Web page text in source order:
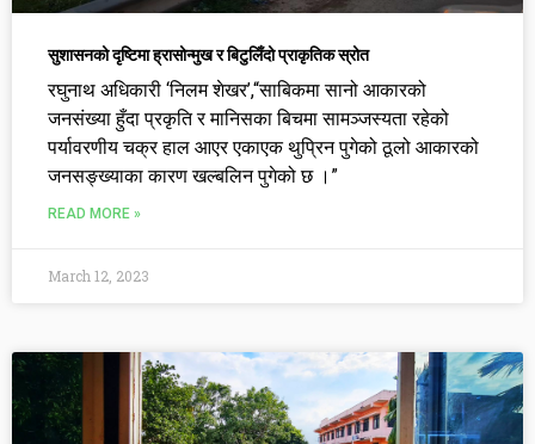
सुशासनको दृष्टिमा ह्रासोन्मुख र बिटुलिँदो प्राकृतिक स्रोत
रघुनाथ अधिकारी ‘निलम शेखर’,“साबिकमा सानो आकारको
जनसंख्या हुँदा प्रकृति र मानिसका बिचमा सामञ्जस्यता रहेको
पर्यावरणीय चक्र हाल आएर एकाएक थुप्रिन पुगेको ठूलो आकारको
जनसङ्ख्याका कारण खल्बलिन पुगेको छ ।”
READ MORE »
March 12, 2023